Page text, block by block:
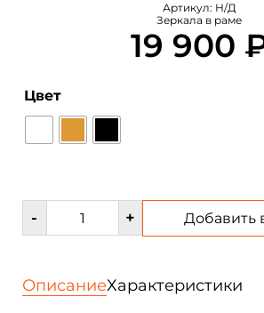
Артикул: Н/Д
Зеркала в раме
19 900
Цвет
-
товара
Зеркало
раме
настенное
+ Добавить
ОписаниеХарактеристики